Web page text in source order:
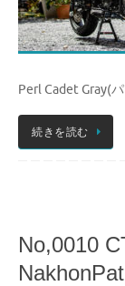
Perl Cadet Gray(
続きを読む
No,0010